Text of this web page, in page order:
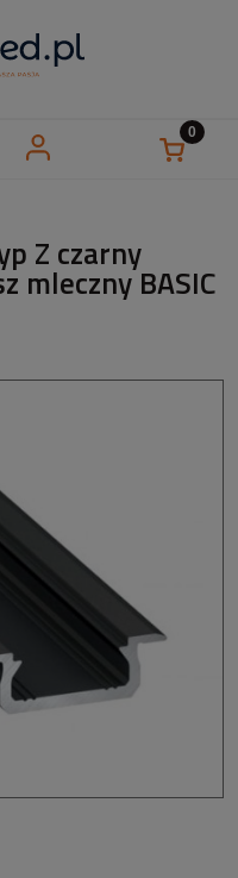
Z czarny
mleczny BASIC